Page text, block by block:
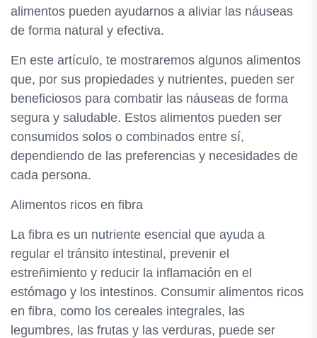
alimentos pueden ayudarnos a aliviar las náuseas
de forma natural y efectiva.
En este artículo, te mostraremos algunos alimentos
que, por sus propiedades y nutrientes, pueden ser
beneficiosos para combatir las náuseas de forma
segura y saludable. Estos alimentos pueden ser
consumidos solos o combinados entre sí,
dependiendo de las preferencias y necesidades de
cada persona.
Alimentos ricos en fibra
La fibra es un nutriente esencial que ayuda a
regular el tránsito intestinal, prevenir el
estreñimiento y reducir la inflamación en el
estómago y los intestinos. Consumir alimentos ricos
en fibra, como los cereales integrales, las
legumbres, las frutas y las verduras, puede ser